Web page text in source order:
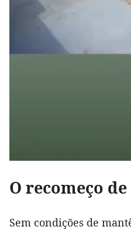
O recomeço
Sem condições de